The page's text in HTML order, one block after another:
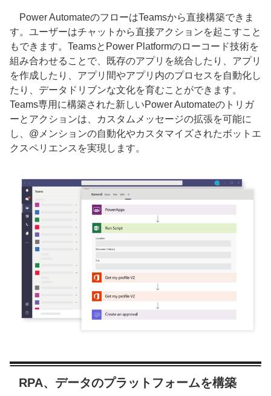
Power AutomateのフローはTeamsから直接構築できま
す。ユーザーはチャットから直接アクションを起こすこと
もできます。TeamsとPower Platformのローコード技術を
組み合わせることで、既存のアプリを統合したり、アプリ
を作成したり、アプリ間やアプリ内のプロセスを自動化し
たり、データドリブンな文化を育むことができます。
Teams専用に構築された新しいPower Automateのトリガ
ーとアクションは、カスタムメッセージの拡張を可能に
し、@メンションの自動化やカスタマイズされたボットエ
クスペリエンスを実現します。
RPA、データのプラットフォームを構築